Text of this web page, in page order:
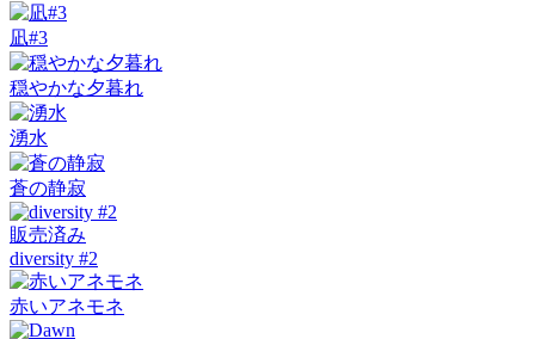
凪#3
穏やかな夕暮れ
湧水
蒼の静寂
販売済み
diversity #2
赤いアネモネ